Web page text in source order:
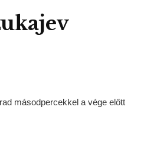
másodpercekkel a vége előtt